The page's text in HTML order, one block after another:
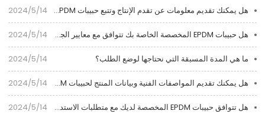
هل يمكنك تقديم معلومات عن تقدم الإنتاج وتتبع حبيبات EPDM المخصصة؟ 2024/5/14
هل حبيبات EPDM المخصصة الخاصة بك تتوافق مع معايير الجودة ومتطلباتنا؟ 2024/5/14
ما هي المدة المسبقة التي نحتاجها لوضع الطلب؟ 2024/5/14
هل يمكنك تقديم المواصفات الفنية وبيانات المنتج لحبيبات EPDM المخصصة؟ 2024/5/14
هل تتوافق حبيبات EPDM المخصصة لديك مع متطلبات الاستدامة لدينا؟ 2024/5/14